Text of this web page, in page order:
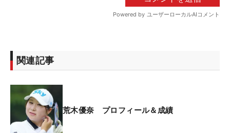
関連記事
荒木優奈 プロフィール＆成績